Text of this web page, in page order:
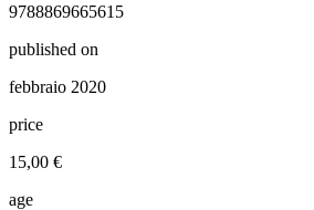
9788869665615
published on
febbraio 2020
price
15,00 €
age